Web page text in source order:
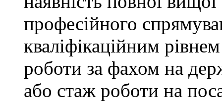
професійного
кваліфікаційним
роботи за фахом на
або стаж роботи на